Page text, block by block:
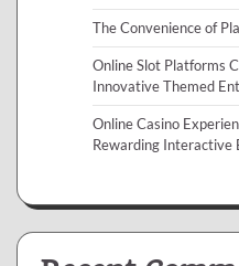
The Convenience of
Online Slot Platforms
Innovative Themed
Online Casino
Rewarding Interactive